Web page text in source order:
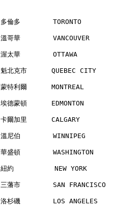
多倫多        TORONTO
溫哥華        VANCOUVER
渥太華        OTTAWA
魁北克市      QUEBEC
蒙特利爾      MONTREAL
埃德蒙頓
卡爾加里      CALGARY
溫尼伯        WINNIPEG
華盛頓
紐約          NEW YORK
三藩市        SAN
洛杉磯        LOS